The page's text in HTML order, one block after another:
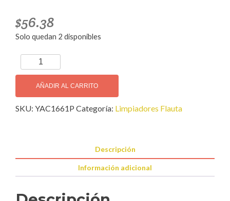
$56.38
Solo quedan 2 disponibles
Yamaha
Barra
Limpiadora
Flauta
Transversal
AÑADIR AL CARRITO
SKU: YAC1661P Categoría: Limpiadores Flauta
Descripción
Información adicional